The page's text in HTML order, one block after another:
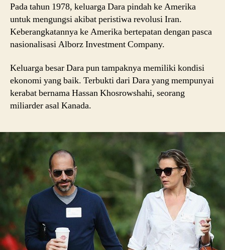
Pada tahun 1978, keluarga Dara pindah ke Amerika
untuk mengungsi akibat peristiwa revolusi Iran.
Keberangkatannya ke Amerika bertepatan dengan pasca
nasionalisasi Alborz Investment Company.
Keluarga besar Dara pun tampaknya memiliki kondisi
ekonomi yang baik. Terbukti dari Dara yang mempunyai
kerabat bernama Hassan Khosrowshahi, seorang
miliarder asal Kanada.